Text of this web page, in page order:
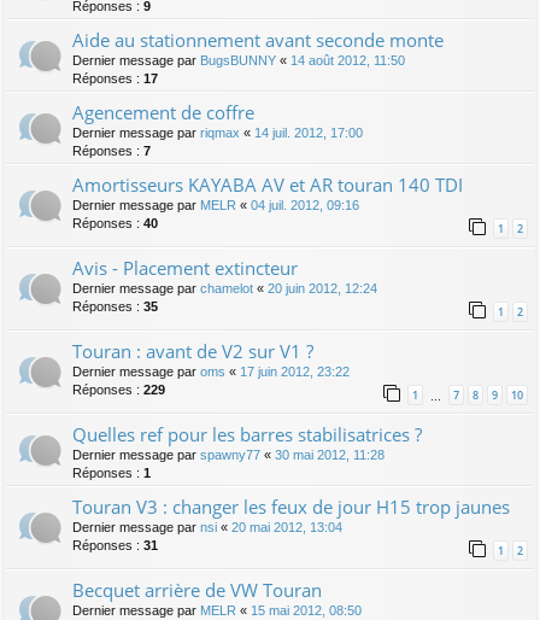
Réponses : 9
Aide au stationnement avant seconde monte
Dernier message par BugsBUNNY « 14 août 2012, 11:50
Réponses : 17
Agencement de coffre
Dernier message par riqmax « 14 juil. 2012, 17:00
Réponses : 7
Amortisseurs KAYABA AV et AR touran 140 TDI
Dernier message par MELR « 04 juil. 2012, 09:16
Réponses : 40 1 2
Avis - Placement extincteur
Dernier message par chamelot « 20 juin 2012, 12:24
Réponses : 35 1 2
Touran : avant de V2 sur V1 ?
Dernier message par oms « 17 juin 2012, 23:22
Réponses : 229 1 … 7 8 9 10
Quelles ref pour les barres stabilisatrices ?
Dernier message par spawny77 « 30 mai 2012, 11:28
Réponses : 1
Touran V3 : changer les feux de jour H15 trop jaunes
Dernier message par nsi « 20 mai 2012, 13:04
Réponses : 31 1 2
Becquet arrière de VW Touran
Dernier message par MELR « 15 mai 2012, 08:50